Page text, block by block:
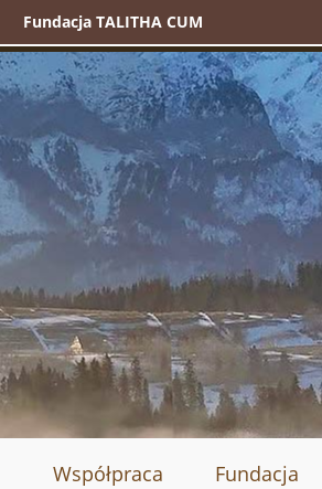
Fundacja TALITHA CUM
Współpraca Fundacja